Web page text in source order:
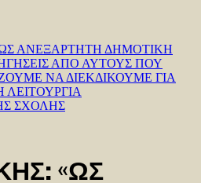
ΑΝΕΞΑΡΤΗΤΗ ΔΗΜΟΤΙΚΗ
ΑΠΟ ΑΥΤΟΥΣ ΠΟΥ
ΝΑ ΔΙΕΚΔΙΚΟΥΜΕ ΓΙΑ
ΛΕΙΤΟΥΡΓΙΑ
ΣΧΟΛΗΣ
«ΩΣ